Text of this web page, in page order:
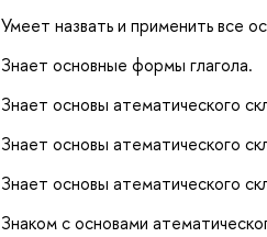
Умеет назвать и применить все
Знает основные формы глагола.
Знает основы атематического
Знает основы атематического
Знает основы атематического
Знаком с основами